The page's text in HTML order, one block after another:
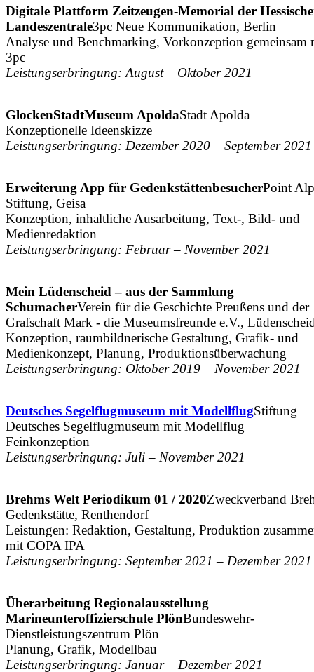
Digitale Plattform Zeitzeugen-Memorial der
Landeszentrale3pc Neue Kommunikation, Berlin
Analyse und Benchmarking, Vorkonzeption gemeinsam
3pc
Leistungserbringung: August – Oktober 2021
GlockenStadtMuseum ApoldaStadt Apolda
Konzeptionelle Ideenskizze
Leistungserbringung: Dezember 2020 – September 2021
Erweiterung App für GedenkstättenbesucherPoint
Stiftung, Geisa
Konzeption, inhaltliche Ausarbeitung, Text-, Bild- und
Medienredaktion
Leistungserbringung: Februar – November 2021
Mein Lüdenscheid – aus der Sammlung
SchumacherVerein für die Geschichte Preußens und der
Grafschaft Mark - die Museumsfreunde e.V.,
Konzeption, raumbildnerische Gestaltung, Grafik- und
Medienkonzept, Planung, Produktionsüberwachung
Leistungserbringung: Oktober 2019 – November 2021
Deutsches Segelflugmuseum mit ModellflugStiftung
Deutsches Segelflugmuseum mit Modellflug
Feinkonzeption
Leistungserbringung: Juli – November 2021
Brehms Welt Periodikum 01 / 2020Zweckverband
Gedenkstätte, Renthendorf
Leistungen: Redaktion, Gestaltung, Produktion
mit COPA IPA
Leistungserbringung: September 2021 – Dezember 2021
Überarbeitung Regionalausstellung
Marineunteroffizierschule PlönBundeswehr-
Dienstleistungszentrum Plön
Planung, Grafik, Modellbau
Leistungserbringung: Januar – Dezember 2021